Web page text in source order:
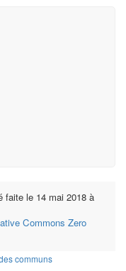
faite le 14 mai 2018 à
Commons Zero
communs